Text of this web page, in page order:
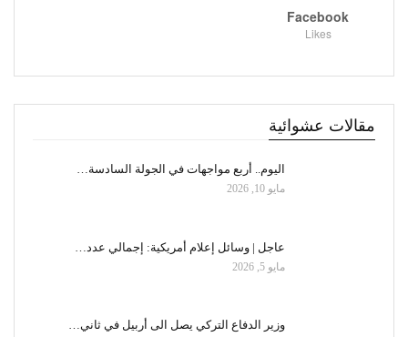
Facebook
Likes
مقالات عشوائية
اليوم.. أربع مواجهات في الجولة السادسة…
مايو 10, 2026
عاجل | وسائل إعلام أمريكية: إجمالي عدد…
مايو 5, 2026
وزير الدفاع التركي يصل الى أربيل في ثاني…